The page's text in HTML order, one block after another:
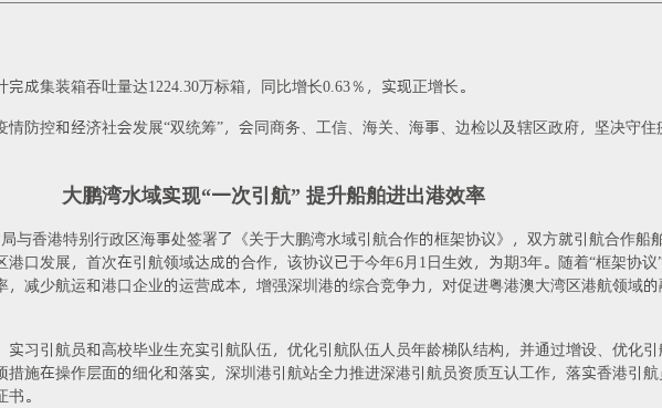
成集装箱吞吐量达1224.30万标箱，同比增长0.63％，实现正增长。
防控和经济社会发展“双统筹”，会同商务、工信、海关、海事、边检以及辖区政府，坚决守
大鹏湾水域实现“一次引航” 提升船舶进出港效率
与香港特别行政区海事处签署了《关于大鹏湾水域引航合作的框架协议》，双方就引航合作船
口发展，首次在引航领域达成的合作，该协议已于今年6月1日生效，为期3年。随着“框架协议
减少航运和港口企业的运营成本，增强深圳港的综合竞争力，对促进粤港澳大湾区港航领域
习引航员和高校毕业生充实引航队伍，优化引航队伍人员年龄梯队结构，并通过增设、优化引
施在操作层面的细化和落实，深圳港引航站全力推进深港引航员资质互认工作，落实香港引
。